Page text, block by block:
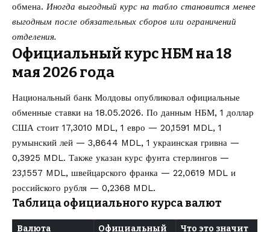
обмена. Иногда выгодный курс на табло становится менее
выгодным после обязательных сборов или ограничений
отделения.
Официальный курс НБМ на 18
мая 2026 года
Национальный банк Молдовы опубликовал официальные
обменные ставки на 18.05.2026. По данным НБМ, 1 доллар
США стоит 17,3010 MDL, 1 евро — 20,1591 MDL, 1
румынский лей — 3,8644 MDL, 1 украинская гривна —
0,3925 MDL. Также указан курс фунта стерлингов —
23,1557 MDL, швейцарского франка — 22,0619 MDL и
российского рубля — 0,2368 MDL.
Таблица официального курса валют
Валюта
Официальный
Что это значит